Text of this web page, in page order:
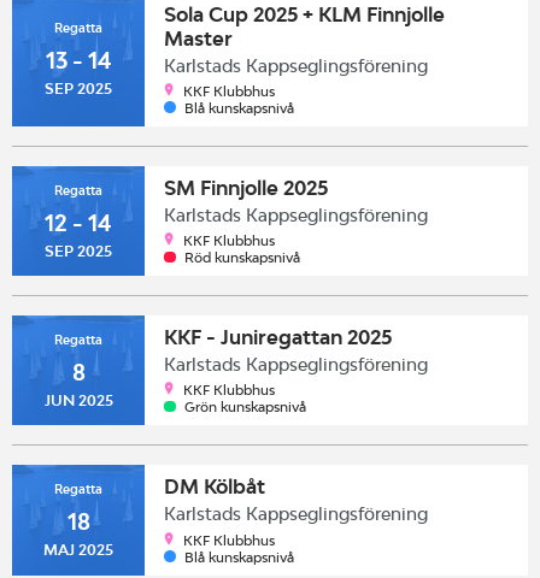
Regatta
13 - 14
SEP 2025
Sola Cup 2025 + KLM Finnjolle
Master
Karlstads Kappseglingsförening
KKF Klubbhus
Blå kunskapsnivå
Regatta
12 - 14
SEP 2025
SM Finnjolle 2025
Karlstads Kappseglingsförening
KKF Klubbhus
Röd kunskapsnivå
Regatta
8
JUN 2025
KKF - Juniregattan 2025
Karlstads Kappseglingsförening
KKF Klubbhus
Grön kunskapsnivå
Regatta
18
MAJ 2025
DM Kölbåt
Karlstads Kappseglingsförening
KKF Klubbhus
Blå kunskapsnivå